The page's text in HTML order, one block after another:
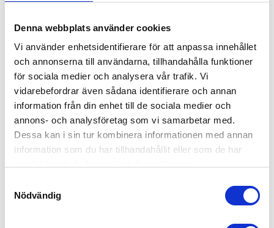
Denna webbplats använder cookies
Vi använder enhetsidentifierare för att anpassa innehållet
och annonserna till användarna, tillhandahålla funktioner
för sociala medier och analysera vår trafik. Vi
vidarebefordrar även sådana identifierare och annan
information från din enhet till de sociala medier och
annons- och analysföretag som vi samarbetar med.
Dessa kan i sin tur kombinera informationen med annan
information som du har tillhandahållit eller som de har
Nödvändig
369kr
EJ I LAGER